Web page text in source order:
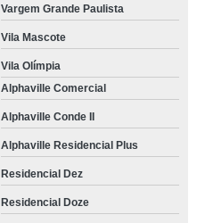
Vargem Grande Paulista
Vila Mascote
Vila Olímpia
Alphaville Comercial
Alphaville Conde II
Alphaville Residencial Plus
Residencial Dez
Residencial Doze